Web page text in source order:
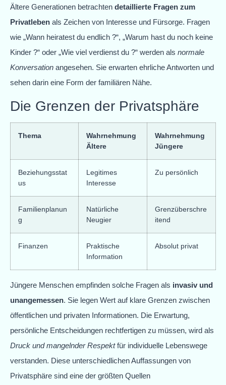
Ältere Generationen betrachten detaillierte Fragen zum
Privatleben als Zeichen von Interesse und Fürsorge. Fragen
wie „Wann heiratest du endlich ?“, „Warum hast du noch keine
Kinder ?“ oder „Wie viel verdienst du ?“ werden als normale
Konversation angesehen. Sie erwarten ehrliche Antworten und
sehen darin eine Form der familiären Nähe.
Die Grenzen der Privatsphäre
Thema
Wahrnehmung
Ältere
Wahrnehmung
Jüngere
Beziehungsstat
us
Legitimes
Interesse
Zu persönlich
Familienplanun
g
Natürliche
Neugier
Grenzüberschre
itend
Finanzen
Praktische
Information
Absolut privat
Jüngere Menschen empfinden solche Fragen als invasiv und
unangemessen. Sie legen Wert auf klare Grenzen zwischen
öffentlichen und privaten Informationen. Die Erwartung,
persönliche Entscheidungen rechtfertigen zu müssen, wird als
Druck und mangelnder Respektfür individuelle Lebenswege
verstanden. Diese unterschiedlichen Auffassungen von
Privatsphäre sind eine der größten Quellen